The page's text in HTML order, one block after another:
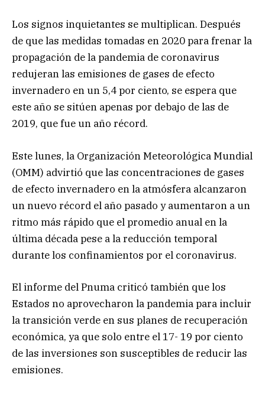
Los signos inquietantes se multiplican. Después
de que las medidas tomadas en 2020 para frenar la
propagación de la pandemia de coronavirus
redujeran las emisiones de gases de efecto
invernadero en un 5,4 por ciento, se espera que
este año se sitúen apenas por debajo de las de
2019, que fue un año récord.
Este lunes, la Organización Meteorológica Mundial
(OMM) advirtió que las concentraciones de gases
de efecto invernadero en la atmósfera alcanzaron
un nuevo récord el año pasado y aumentaron a un
ritmo más rápido que el promedio anual en la
última década pese a la reducción temporal
durante los confinamientos por el coronavirus.
El informe del Pnuma criticó también que los
Estados no aprovecharon la pandemia para incluir
la transición verde en sus planes de recuperación
económica, ya que solo entre el 17- 19 por ciento
de las inversiones son susceptibles de reducir las
emisiones.